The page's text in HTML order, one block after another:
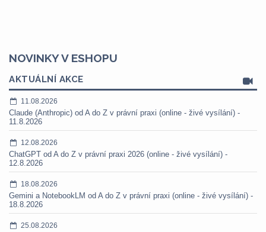
NOVINKY V ESHOPU
AKTUÁLNÍ AKCE
11.08.2026
Claude (Anthropic) od A do Z v právní praxi (online - živé vysílání) -
11.8.2026
12.08.2026
ChatGPT od A do Z v právní praxi 2026 (online - živé vysílání) -
12.8.2026
18.08.2026
Gemini a NotebookLM od A do Z v právní praxi (online - živé vysílání) -
18.8.2026
25.08.2026